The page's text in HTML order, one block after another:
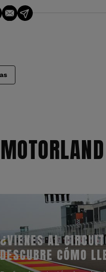
¿VIENES AL
DESCUBRE CÓMO